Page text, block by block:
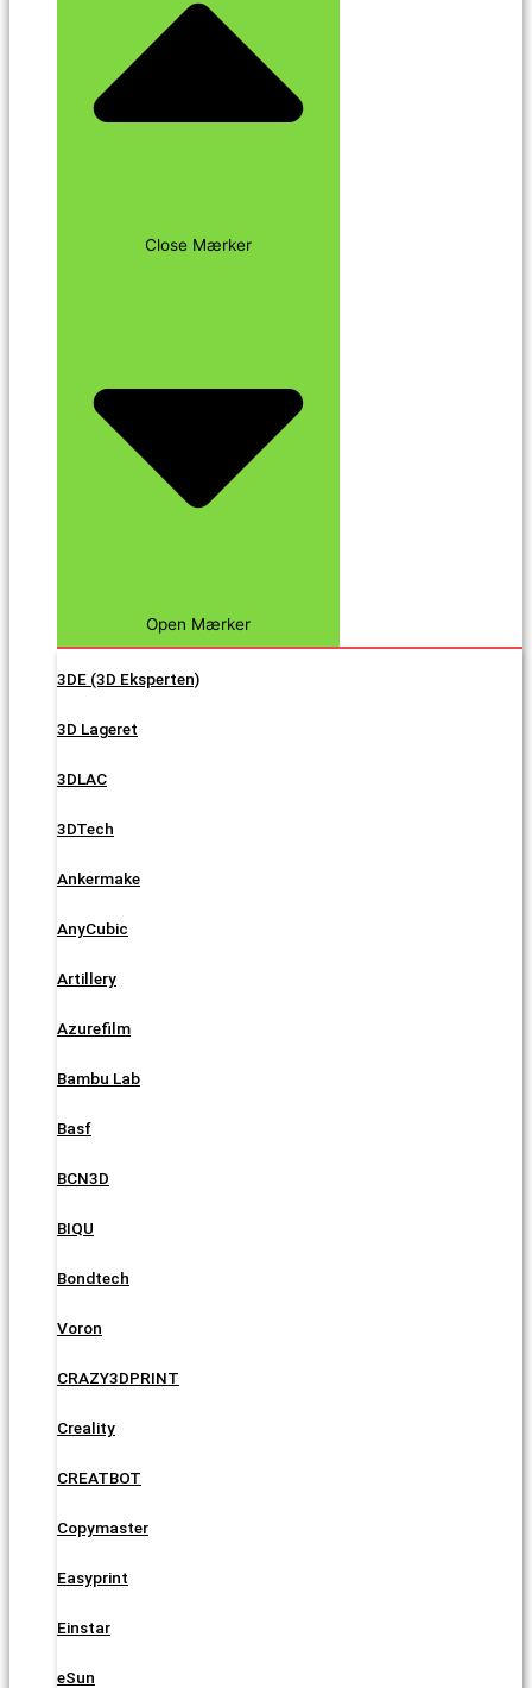
Close Mærker
Open Mærker
3DE (3D Eksperten)
3D Lageret
3DLAC
3DTech
Ankermake
AnyCubic
Artillery
Azurefilm
Bambu Lab
Basf
BCN3D
BIQU
Bondtech
Voron
CRAZY3DPRINT
Creality
CREATBOT
Copymaster
Easyprint
Einstar
eSun